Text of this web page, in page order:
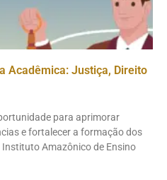
Acadêmica: Justiça, Direito
para aprimorar
e fortalecer a formação dos
Amazônico de Ensino